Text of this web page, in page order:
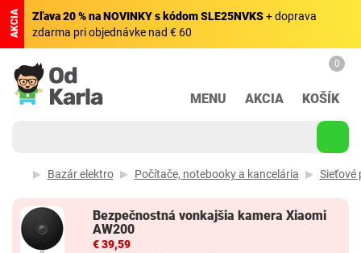
AKCIA Zľava 20 % na NOVINKY s kódom SLE25NVKS+ doprava
zdarma pri objednávke nad € 60
MENU AKCIA
0
KOŠÍK
Bazár elektro Počítače, notebooky a kancelária Sieťové
Bezpečnostná vonkajšia kamera Xiaomi
AW200
€ 39,59